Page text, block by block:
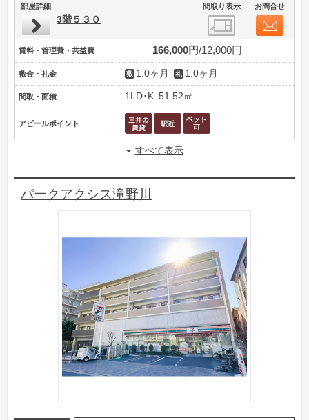
部屋詳細 間取り表示 お問合せ
3階５３０
賃料・管理費・共益費 166,000円 12,000円
敷金・礼金 1.0ヶ月 1.0ヶ月
間取・面積 1LD･K 51.52㎡
アピールポイント
すべて表示
パークアクシス滝野川